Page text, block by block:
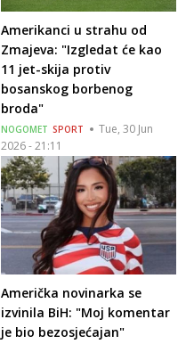
Amerikanci u strahu od
Zmajeva: "Izgledat će kao
11 jet-skija protiv
bosanskog borbenog
broda"
NOGOMET SPORT
Tue, 30 Jun
2026 - 21:11
Američka novinarka se
izvinila BiH: "Moj komentar
je bio bezosjećajan"